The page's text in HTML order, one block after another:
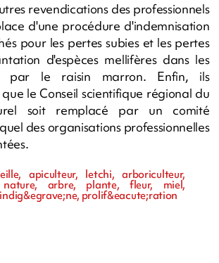
revendications des professionnels
d'une procédure d'indemnisation
pour les pertes subies et les pertes
d'espèces mellifères dans les
par le raisin marron. Enfin, ils
le Conseil scientifique régional du
soit remplacé par un comité
des organisations professionnelles
apiculteur, letchi, arboriculteur,
nature, arbre, plante, fleur, miel,
prolif&eacute;ration